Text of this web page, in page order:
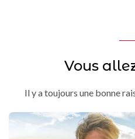
Vous
Il y a toujours une bonne